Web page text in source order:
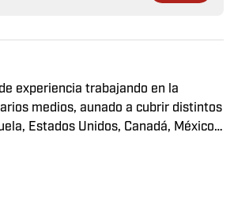
experiencia trabajando en la
medios, aunado a cubrir distintos
Estados Unidos, Canadá, México,